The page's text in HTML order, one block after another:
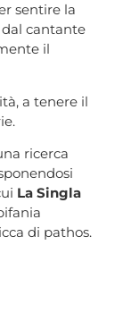
sentire la
cantante
il
a tenere il
ricerca
La Singla
di pathos.